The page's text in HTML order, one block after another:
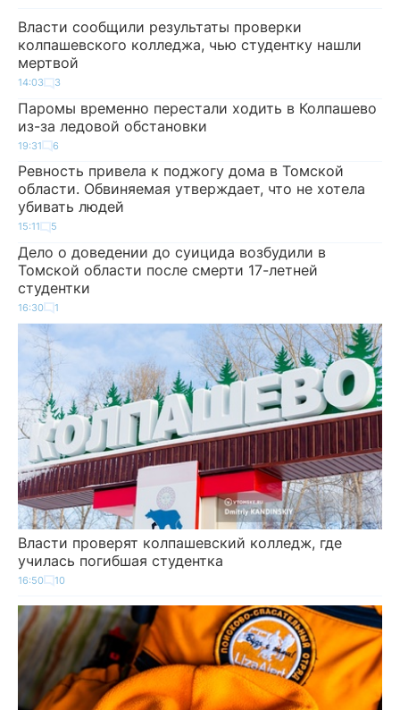
Власти сообщили результаты проверки
колпашевского колледжа, чью студентку нашли
мертвой
14:03 3
Паромы временно перестали ходить в Колпашево
из-за ледовой обстановки
19:31 6
Ревность привела к поджогу дома в Томской
области. Обвиняемая утверждает, что не хотела
убивать людей
15:11 5
Дело о доведении до суицида возбудили в
Томской области после смерти 17-летней
студентки
16:30 1
Власти проверят колпашевский колледж, где
училась погибшая студентка
16:50 10